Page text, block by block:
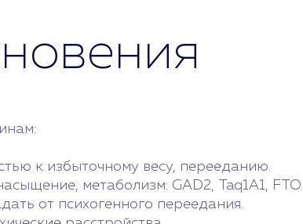
к избыточному весу, перееданию.
метаболизм: GAD2, Taq1A1, FTO.
от психогенного переедания.